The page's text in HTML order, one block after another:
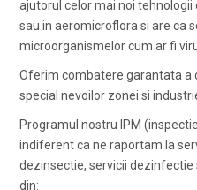
ajutorul celor mai noi
sau in aeromicroflora si are ca
microorganismelor cum ar fi
Oferim combatere garantata a
special nevoilor zonei si
Programul nostru IPM
indiferent ca ne raportam la
dezinsectie, servicii
din: